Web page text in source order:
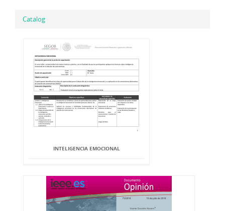
Catalog
INTELIGENCIA EMOCIONAL